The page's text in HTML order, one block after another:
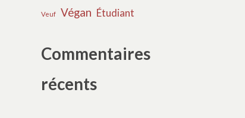
Veuf Végan Étudiant
Commentaires
récents